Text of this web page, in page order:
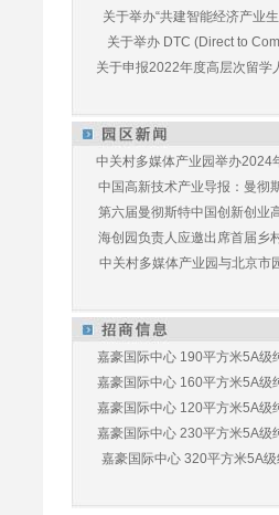
关于举办“共建智能经济产业
关于举办 DTC (Direct to
关于申报2022年度高层次留学
中关村多媒体产业园举办2024
中国高新技术产业导报：曼彻
第六届曼彻斯特中国创新创业
海创园负责人应邀出席首届乡
中关村多媒体产业园与北京市
嘉豪国际中心 190平方米5A级
嘉豪国际中心 160平方米5A级
嘉豪国际中心 120平方米5A级
嘉豪国际中心 230平方米5A级
嘉豪国际中心 320平方米5A